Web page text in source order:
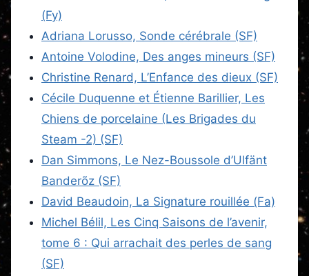
(Fy)
Adriana Lorusso, Sonde cérébrale (SF)
Antoine Volodine, Des anges mineurs (SF)
Christine Renard, L’Enfance des dieux (SF)
Cécile Duquenne et Étienne Barillier, Les
Chiens de porcelaine (Les Brigades du
Steam -2) (SF)
Dan Simmons, Le Nez-Boussole d’Ulfänt
Banderõz (SF)
David Beaudoin, La Signature rouillée (Fa)
Michel Bélil, Les Cinq Saisons de l’avenir,
tome 6 : Qui arrachait des perles de sang
(SF)